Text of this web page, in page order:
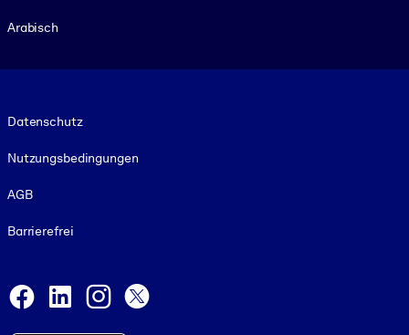
Arabisch
Datenschutz
Nutzungsbedingungen
AGB
Barrierefrei
Facebook
LinkedInInstagram